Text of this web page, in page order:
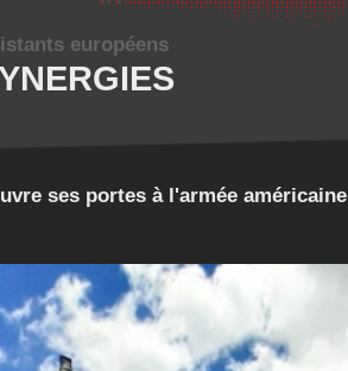
européens
ses portes à l'armée américaine